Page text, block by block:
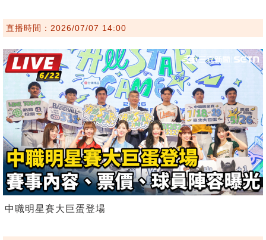
直播時間：2026/07/07 14:00
中職明星賽大巨蛋登場